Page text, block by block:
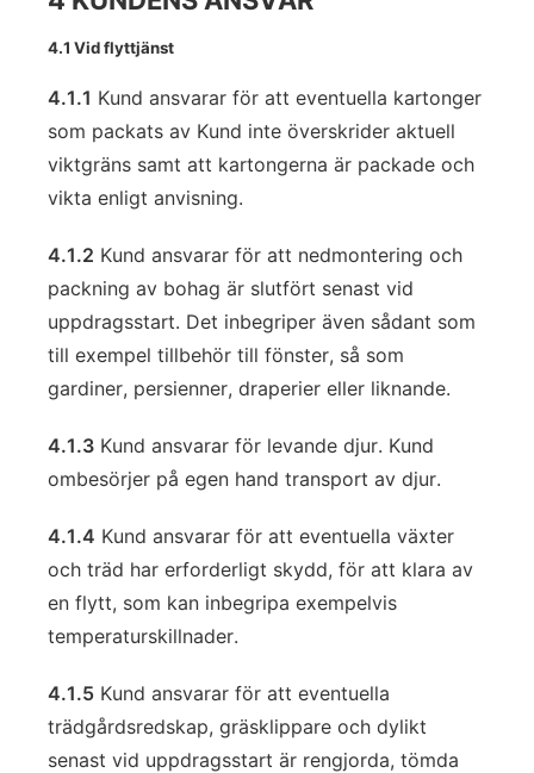
4.1 Vid flyttjänst
4.1.1 Kund ansvarar för att eventuella kartonger
som packats av Kund inte överskrider aktuell
viktgräns samt att kartongerna är packade och
vikta enligt anvisning.
4.1.2 Kund ansvarar för att nedmontering och
packning av bohag är slutfört senast vid
uppdragsstart. Det inbegriper även sådant som
till exempel tillbehör till fönster, så som
gardiner, persienner, draperier eller liknande.
4.1.3 Kund ansvarar för levande djur. Kund
ombesörjer på egen hand transport av djur.
4.1.4 Kund ansvarar för att eventuella växter
och träd har erforderligt skydd, för att klara av
en flytt, som kan inbegripa exempelvis
temperaturskillnader.
4.1.5 Kund ansvarar för att eventuella
trädgårdsredskap, gräsklippare och dylikt
senast vid uppdragsstart är rengjorda, tömda